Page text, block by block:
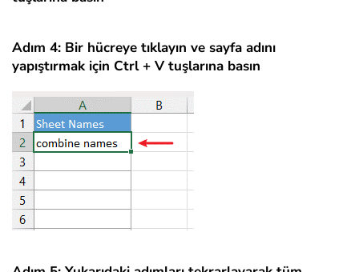
Adım 4: Bir hücreye tıklayın ve sayfa adını
yapıştırmak için Ctrl + V tuşlarına basın